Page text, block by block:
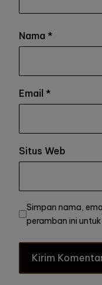
Nama *
Email *
Situs Web
Simpan nama,
peramban ini